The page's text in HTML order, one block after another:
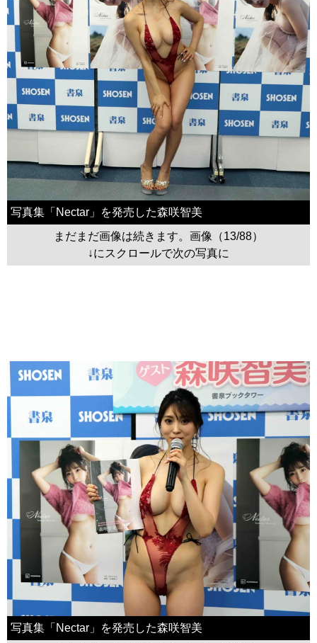
写真集「Nectar」を発売した森咲智美
まだまだ画像は続きます。画像（13/88）
↓にスクロールで次の写真に
写真集「Nectar」を発売した森咲智美